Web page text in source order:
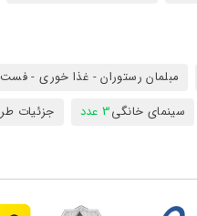
مبلمان رستوران - غذا خوری -
سینمای خانگی3 عدد جزئیات